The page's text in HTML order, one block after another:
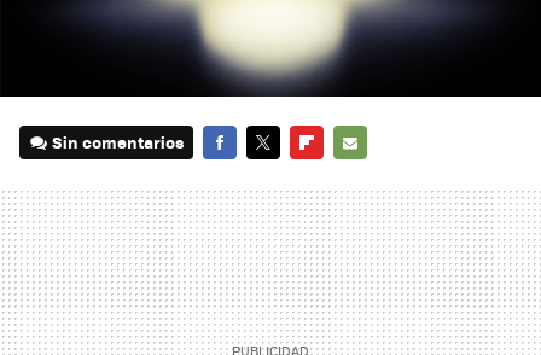
Sin comentarios
MAIL